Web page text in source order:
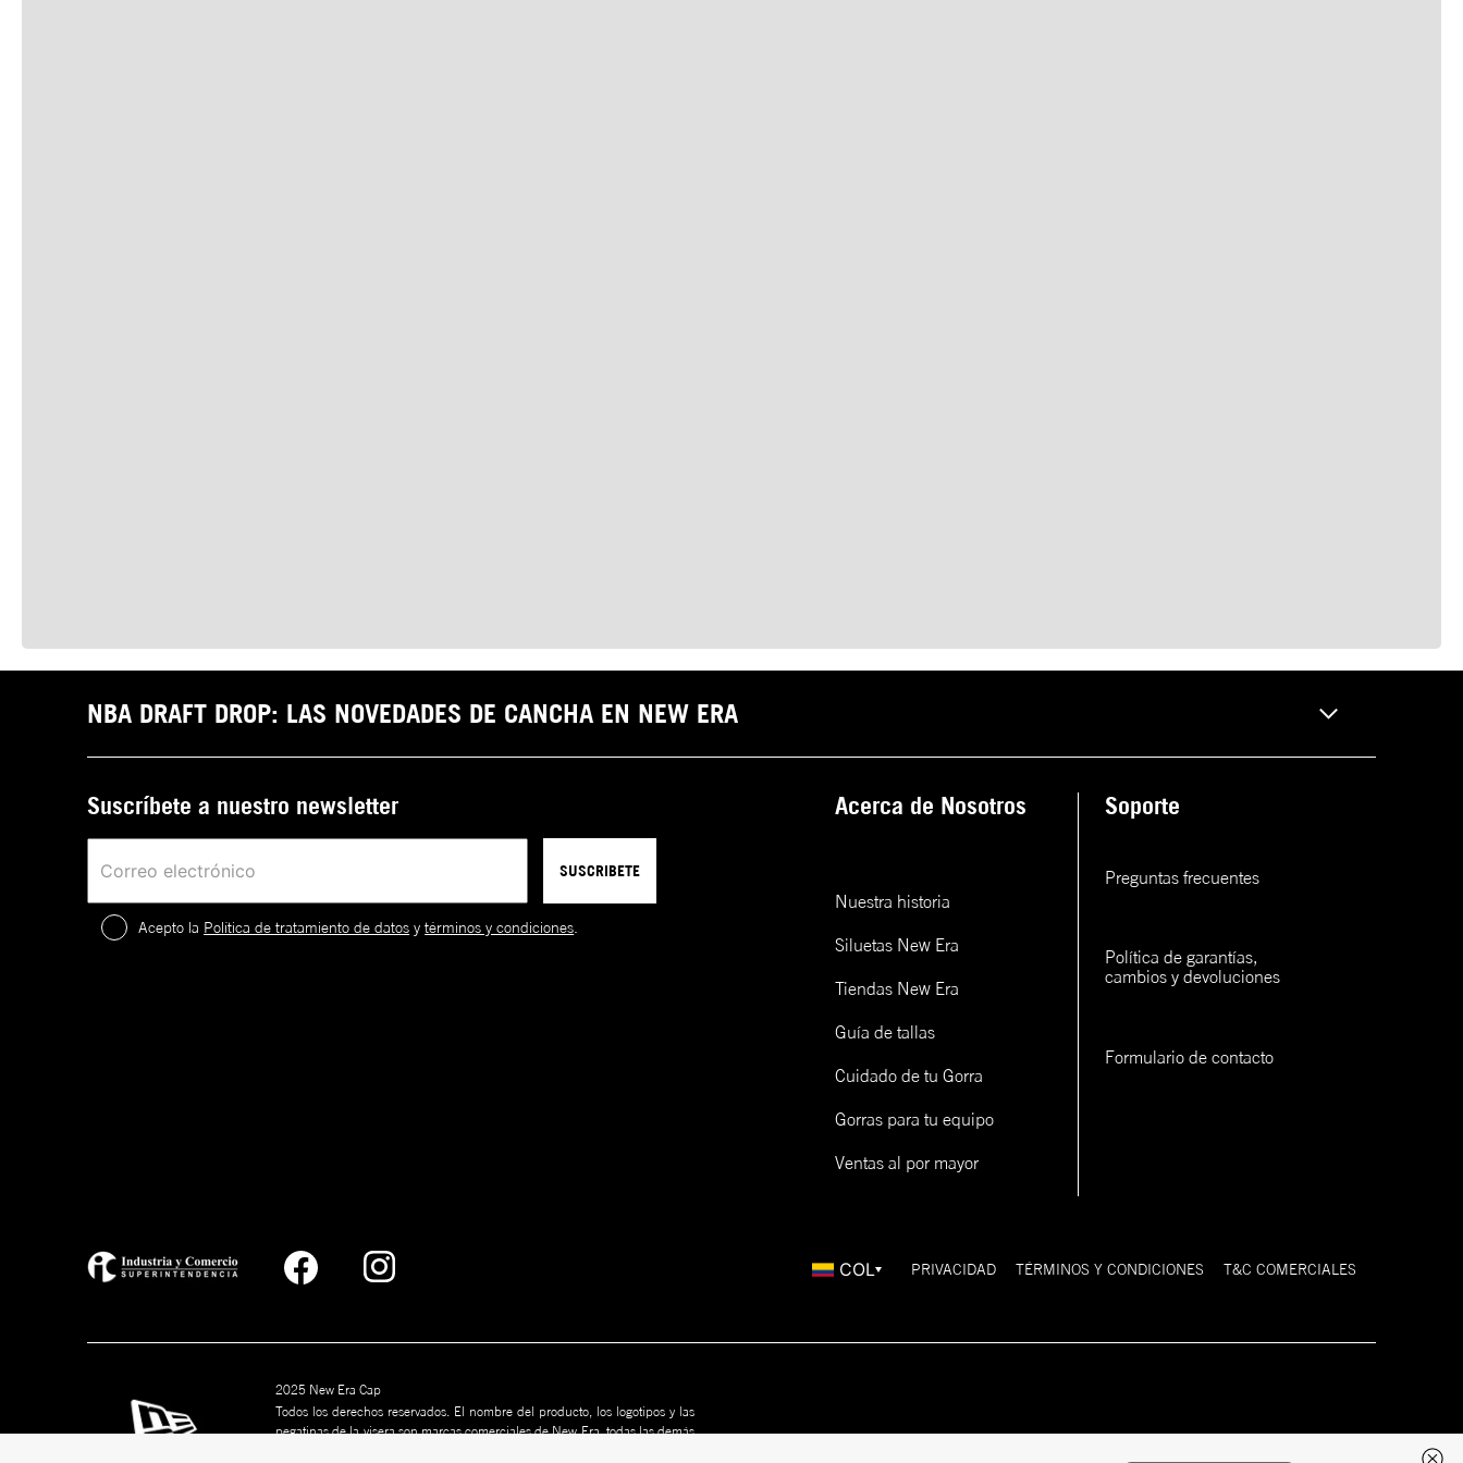
NBA DRAFT DROP: LAS NOVEDADES DE CANCHA EN NEW ERA
Suscríbete a nuestro newsletter
SUSCRIBETE
Acepto la Política de tratamiento de datos ytérminos y condiciones
Acerca de Nosotros
Nuestra historia
Siluetas New Era
Tiendas New Era
Guía de tallas
Cuidado de tu Gorra
Gorras para tu equipo
Ventas al por mayor
Soporte
Preguntas frecuentes
Política de garantías,
cambios y devoluciones
Formulario de contacto
COL PRIVACIDAD TÉRMINOS Y CONDICIONES T&C COMERCIALES
2025 New Era Cap
Todos los derechos reservados. El nombre del producto, los logotipos y las
pegatinas de la visera son marcas comerciales de New Era, todas las demás